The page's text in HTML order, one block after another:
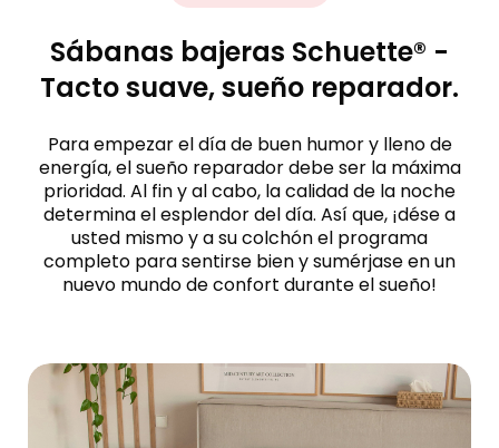
Sábanas bajeras Schuette® -
Tacto suave, sueño reparador.
Para empezar el día de buen humor y lleno de
energía, el sueño reparador debe ser la máxima
prioridad. Al fin y al cabo, la calidad de la noche
determina el esplendor del día. Así que, ¡dése a
usted mismo y a su colchón el programa
completo para sentirse bien y sumérjase en un
nuevo mundo de confort durante el sueño!